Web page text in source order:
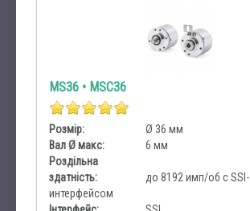
MS36 • MSC36
Розмір:
Ø 36 мм
Вал Ø макс:
6 мм
Роздільна
здатність:
до 8192 имп/об с SSI-
интерфейсом